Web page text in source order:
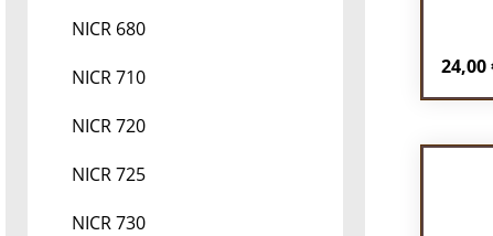
NICR 680
NICR 710
NICR 720
NICR 725
NICR 730
24,00